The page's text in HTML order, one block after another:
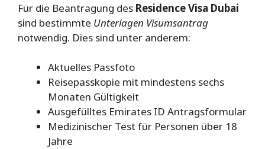
Für die Beantragung des Residence Visa Dubai
sind bestimmte Unterlagen Visumsantrag
notwendig. Dies sind unter anderem:
Aktuelles Passfoto
Reisepasskopie mit mindestens sechs
Monaten Gültigkeit
Ausgefülltes Emirates ID Antragsformular
Medizinischer Test für Personen über 18
Jahre